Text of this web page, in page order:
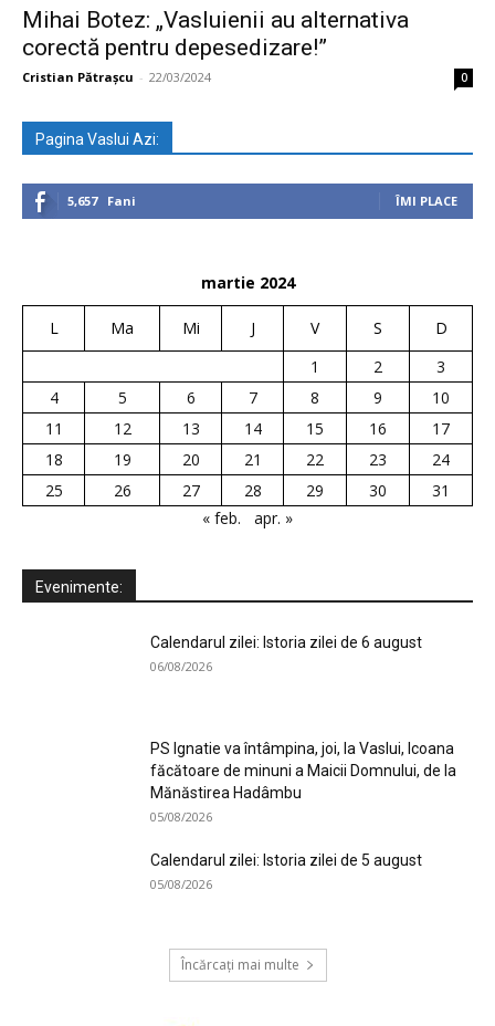
Mihai Botez: „Vasluienii au alternativa
corectă pentru depesedizare!”
Cristian Pătrașcu - 22/03/2024 0
Pagina Vaslui Azi:
5,657 Fani ÎMI PLACE
martie 2024
L Ma Mi J V S
D
1
2
3
4
5 6 7 8 9
10
11
12 13 14 15 16
17
18
19 20 21 22 23
24
25
26 27 28 29 30
31
« feb.
apr. »
Evenimente:
Calendarul zilei: Istoria zilei de 6 august
06/08/2026
PS Ignatie va întâmpina, joi, la Vaslui, Icoana
făcătoare de minuni a Maicii Domnului, de la
Mănăstirea Hadâmbu
05/08/2026
Calendarul zilei: Istoria zilei de 5 august
05/08/2026
Încărcați mai multe